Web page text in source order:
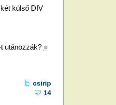
külső DIV
utánozzák? ■
csirip
14